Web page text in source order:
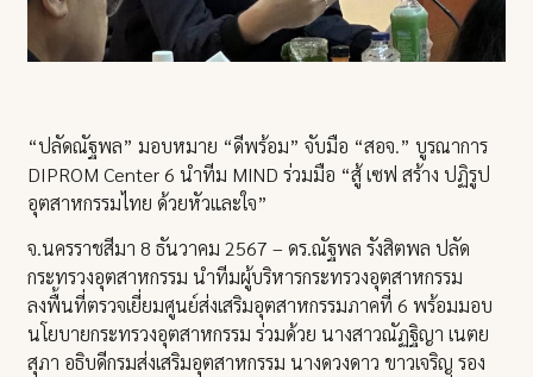
“ปลัดณัฐพล” มอบหมาย “ดีพร้อม” จับมือ “สอจ.” บูรณาการ
DIPROM Center 6 นำทีม MIND ร่วมมือ “สู้ เซฟ สร้าง ปฏิรูป
อุตสาหกรรมไทย ด้วยหัวและใจ”
จ.นครราชสีมา 8 ธันวาคม 2567 – ดร.ณัฐพล รังสิตพล ปลัด
กระทรวงอุตสาหกรรม นำทีมผู้บริหารกระทรวงอุตสาหกรรม
ลงพื้นที่ตรวจเยี่ยมศูนย์ส่งเสริมอุตสาหกรรมภาคที่ 6 พร้อมมอบ
นโยบายกระทรวงอุตสาหกรรม ร่วมด้วย นางสาวณัฏฐิญา เนตย
สุภา อธิบดีกรมส่งเสริมอุตสาหกรรม นางดวงดาว ขาวเจริญ รอง